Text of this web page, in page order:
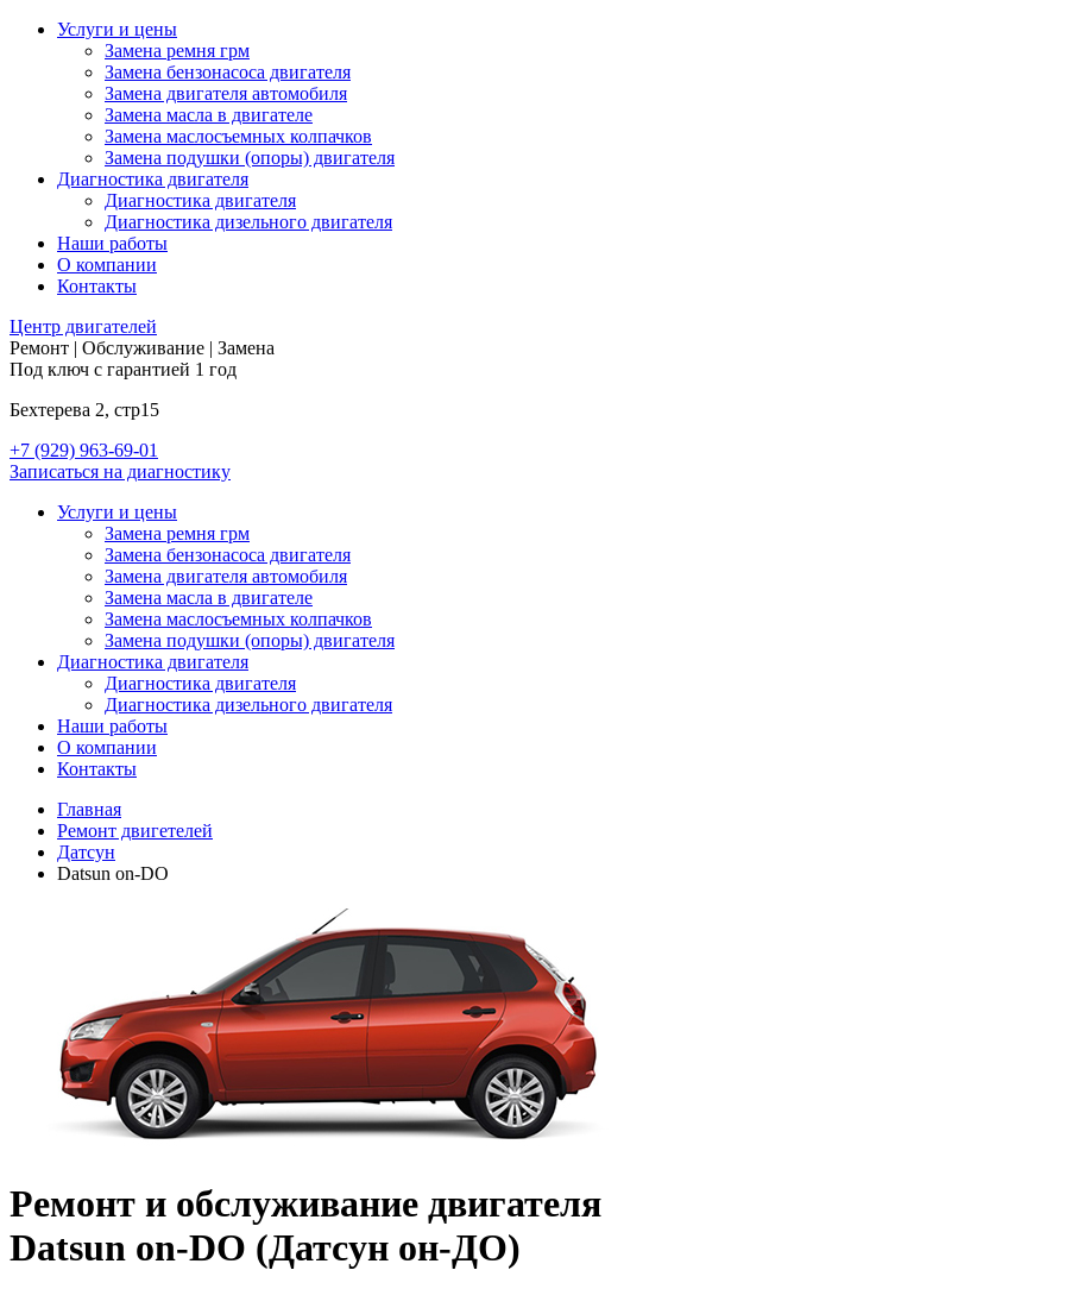
Услуги и цены
Замена ремня грм
Замена бензонасоса двигателя
Замена двигателя автомобиля
Замена масла в двигателе
Замена маслосъемных колпачков
Замена подушки (опоры) двигателя
Диагностика двигателя
Диагностика двигателя
Диагностика дизельного двигателя
Наши работы
О компании
Контакты
Центр двигателей
Ремонт | Обслуживание | Замена
Под ключ с гарантией 1 год
Бехтерева 2, стр15
+7 (929) 963-69-01
Записаться на диагностику
Услуги и цены
Замена ремня грм
Замена бензонасоса двигателя
Замена двигателя автомобиля
Замена масла в двигателе
Замена маслосъемных колпачков
Замена подушки (опоры) двигателя
Диагностика двигателя
Диагностика двигателя
Диагностика дизельного двигателя
Наши работы
О компании
Контакты
Главная
Ремонт двигетелей
Датсун
Datsun on-DO
Ремонт и обслуживание двигателя
Datsun on-DO (Датсун он-ДО)